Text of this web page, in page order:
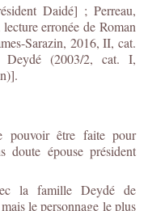
Daidé] ; Perreau,
erronée de Roman
Sarazin, 2016, II, cat.
(2003/2, cat. I,
pouvoir être faite pour
doute épouse président
la famille Deydé de
le personnage le plus